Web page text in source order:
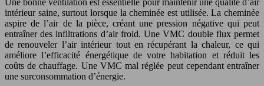
Une bonne ventilation est essentielle pour maintenir une qualité d’air
intérieur saine, surtout lorsque la cheminée est utilisée. La cheminée
aspire de l’air de la pièce, créant une pression négative qui peut
entraîner des infiltrations d’air froid. Une VMC double flux permet
de renouveler l’air intérieur tout en récupérant la chaleur, ce qui
améliore l’efficacité énergétique de votre habitation et réduit les
coûts de chauffage. Une VMC mal réglée peut cependant entraîner
une surconsommation d’énergie.